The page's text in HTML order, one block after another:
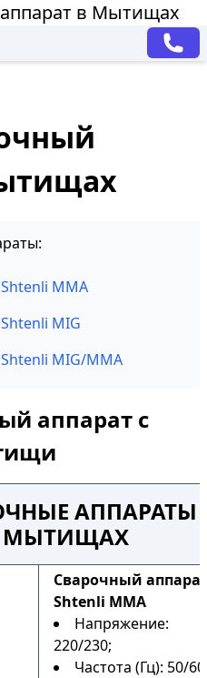
в Мытищах
MMA
MIG
MIG/MMA
аппарат с
АППАРАТЫ
МЫТИЩАХ
Сварочный
Shtenli MMA
Напряжение:
220/230;
Частота (Гц): 50/